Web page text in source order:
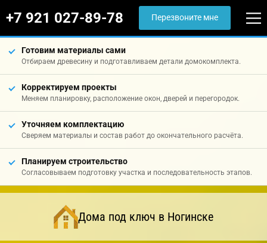
+7 921 027-89-78 Перезвоните мне
Готовим материалы сами
Отбираем древесину и подготавливаем детали домокомплекта.
Корректируем проекты
Меняем планировку, расположение окон, дверей и перегородок.
Уточняем комплектацию
Сверяем материалы и состав работ до окончательного расчёта.
Планируем строительство
Согласовываем подготовку участка и последовательность этапов.
Дома под ключ в Ногинске